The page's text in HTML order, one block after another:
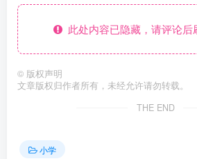
此处内容已隐藏，请评论后
© 版权声明
文章版权归作者所有，未经允许请勿转载。
THE END
小学